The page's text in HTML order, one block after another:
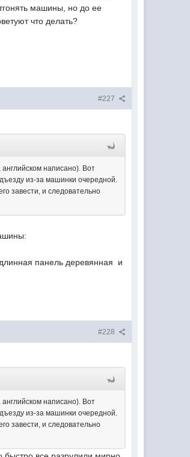
машины, но до ее
что делать?
#227
написано). Вот
из-за машинки очередной.
завести, и следовательно
панель деревянная и
#228
написано). Вот
из-за машинки очередной.
завести, и следовательно